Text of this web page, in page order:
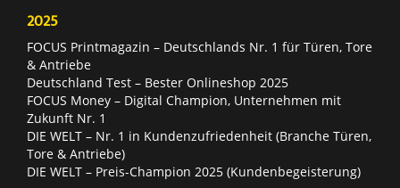
2025
FOCUS Printmagazin – Deutschlands Nr. 1 für Türen, Tore
& Antriebe
Deutschland Test – Bester Onlineshop 2025
FOCUS Money – Digital Champion, Unternehmen mit
Zukunft Nr. 1
DIE WELT – Nr. 1 in Kundenzufriedenheit (Branche Türen,
Tore & Antriebe)
DIE WELT – Preis-Champion 2025 (Kundenbegeisterung)